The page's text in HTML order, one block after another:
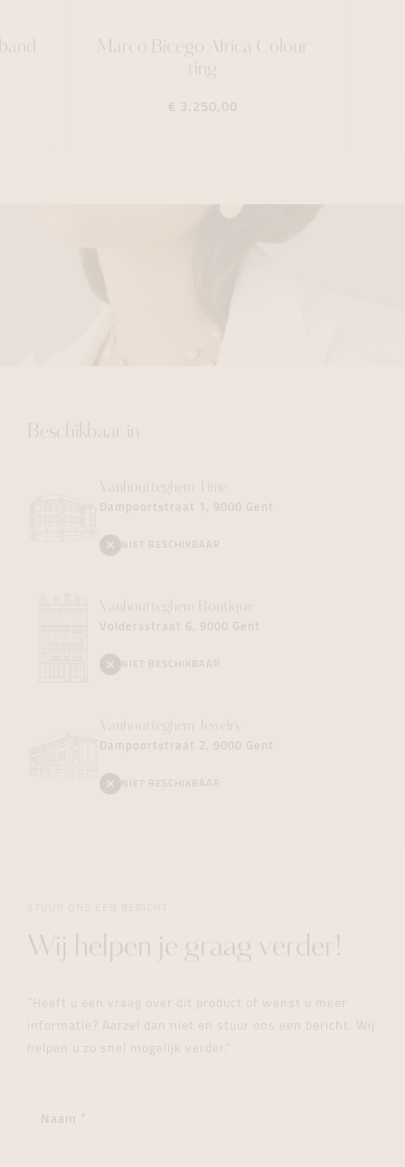
Marco Bicego Africa Colour
ring
€ 3.250,00
Beschikbaar in
Vanhoutteghem Time
Dampoortstraat 1, 9000 Gent
NIET BESCHIKBAAR
Vanhoutteghem Boutique
Voldersstraat 6, 9000 Gent
NIET BESCHIKBAAR
Vanhoutteghem Jewelry
Dampoortstraat 2, 9000 Gent
NIET BESCHIKBAAR
Wij helpen je graag verder!
"Heeft u een vraag over dit product of wenst u meer
informatie? Aarzel dan niet en stuur ons een bericht. Wij
helpen u zo snel mogelijk verder."